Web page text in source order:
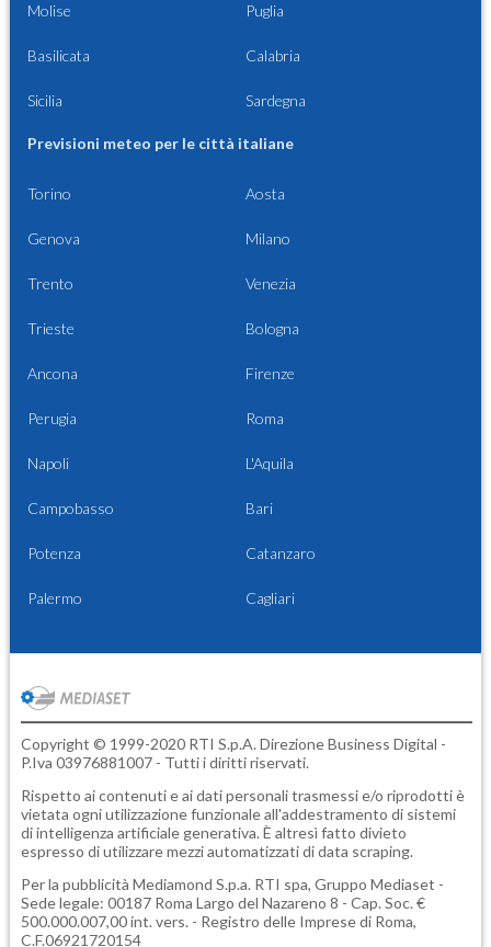
Molise Puglia
Basilicata Calabria
Sicilia Sardegna
Previsioni meteo per le città italiane
Torino Aosta
Genova Milano
Trento Venezia
Trieste Bologna
Ancona Firenze
Perugia Roma
Napoli L'Aquila
Campobasso Bari
Potenza Catanzaro
Palermo Cagliari
Copyright © 1999-2020 RTI S.p.A. Direzione Business Digital -
P.Iva 03976881007 - Tutti i diritti riservati.
Rispetto ai contenuti e ai dati personali trasmessi e/o riprodotti è
vietata ogni utilizzazione funzionale all'addestramento di sistemi
di intelligenza artificiale generativa. È altresì fatto divieto
espresso di utilizzare mezzi automatizzati di data scraping.
Per la pubblicità Mediamond S.p.a. RTI spa, Gruppo Mediaset -
Sede legale: 00187 Roma Largo del Nazareno 8 - Cap. Soc. €
500.000.007,00 int. vers. - Registro delle Imprese di Roma,
C.F.06921720154